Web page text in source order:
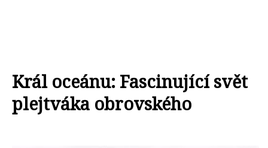
Král oceánu: Fascinující svět
plejtváka obrovského